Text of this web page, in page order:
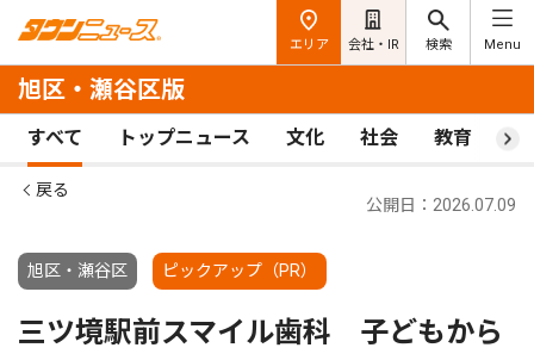
エリア 会社・IR 検索 Menu
旭区・瀬谷区版
すべて トップニュース 文化 社会 教育 ス
戻る
旭区・瀬谷区 ピックアップ（PR）
公開日：2026.07.09
三ツ境駅前スマイル歯科 子どもから